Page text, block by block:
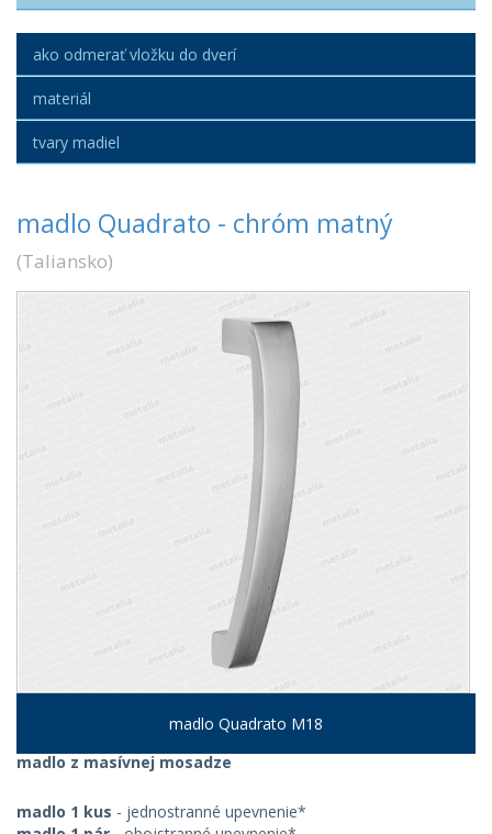
ako odmerať vložku do dverí
materiál
tvary madiel
madlo Quadrato - chróm matný
(Taliansko)
madlo Quadrato M18
madlo z masívnej mosadze
madlo 1 kus - jednostranné upevnenie*